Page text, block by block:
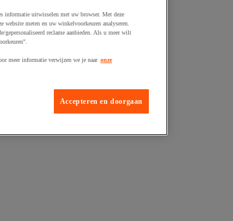
informatie uitwisselen met uw browser. Met deze
website meten en uw winkelvoorkeuren analyseren.
gepersonaliseerd reclame aanbieden. Als u meer wilt
meer informatie verwijzen we je naar onze
Accepteren en doorgaan